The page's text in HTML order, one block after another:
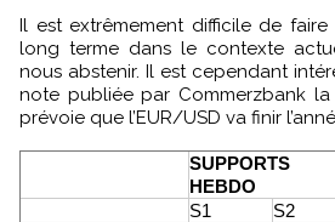
Il est extrêmement difficile de
long terme dans le contexte
nous abstenir. Il est cependant
note publiée par Commerzbank la
prévoie que l’EUR/USD va finir
SUPPORTS
HEBDO
S1
S2